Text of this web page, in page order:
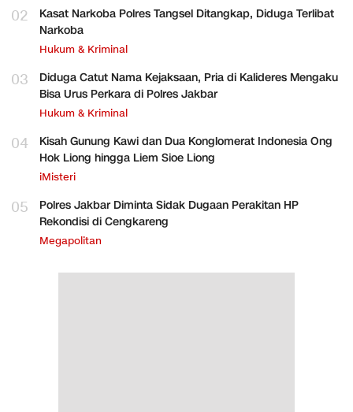
02
Kasat Narkoba Polres Tangsel Ditangkap, Diduga Terlibat
Narkoba
Hukum & Kriminal
03
Diduga Catut Nama Kejaksaan, Pria di Kalideres Mengaku
Bisa Urus Perkara di Polres Jakbar
Hukum & Kriminal
04
Kisah Gunung Kawi dan Dua Konglomerat Indonesia Ong
Hok Liong hingga Liem Sioe Liong
iMisteri
05
Polres Jakbar Diminta Sidak Dugaan Perakitan HP
Rekondisi di Cengkareng
Megapolitan